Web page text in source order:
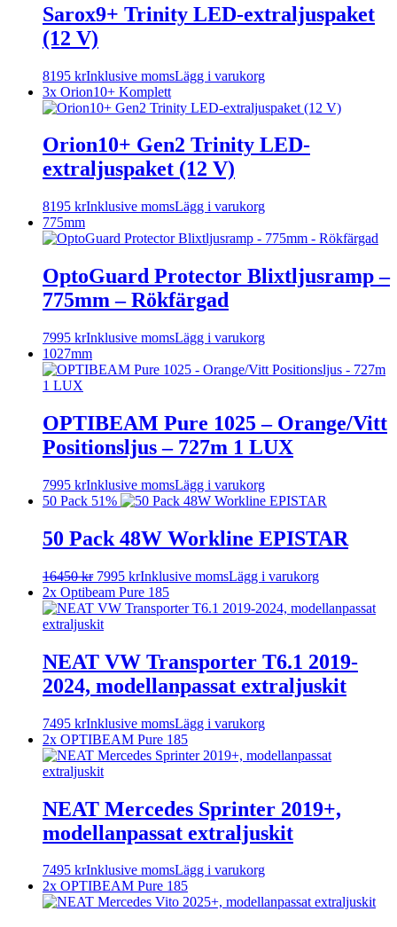
Sarox9+ Trinity LED-extraljuspaket
(12 V)
8195 krInklusive momsLägg i varukorg
3x Orion10+ Komplett
Orion10+ Gen2 Trinity LED-
extraljuspaket (12 V)
8195 krInklusive momsLägg i varukorg
775mm
OptoGuard Protector Blixtljusramp –
775mm – Rökfärgad
7995 krInklusive momsLägg i varukorg
1027mm
OPTIBEAM Pure 1025 – Orange/Vitt
Positionsljus – 727m 1 LUX
7995 krInklusive momsLägg i varukorg
50 Pack 51%
50 Pack 48W Workline EPISTAR
16450kr 7995 krInklusive momsLägg i varukorg
2x Optibeam Pure 185
NEAT VW Transporter T6.1 2019-
2024, modellanpassat extraljuskit
7495 krInklusive momsLägg i varukorg
2x OPTIBEAM Pure 185
NEAT Mercedes Sprinter 2019+,
modellanpassat extraljuskit
7495 krInklusive momsLägg i varukorg
2x OPTIBEAM Pure 185